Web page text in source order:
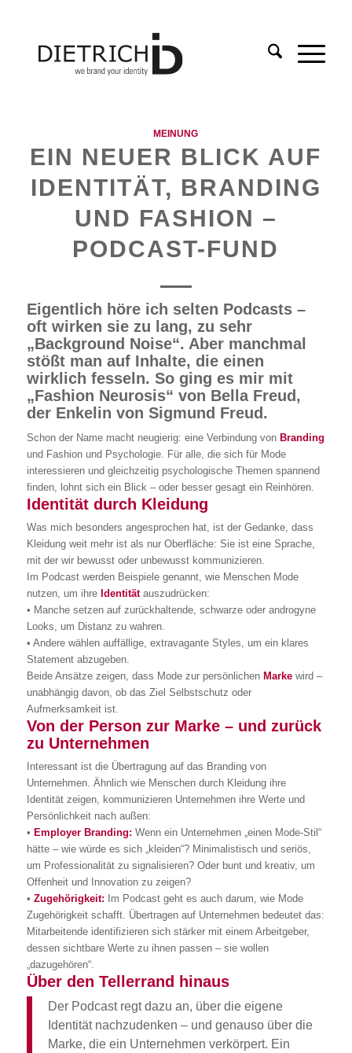
MEINUNG
EIN NEUER BLICK AUF
IDENTITÄT, BRANDING
UND FASHION –
PODCAST-FUND
Eigentlich höre ich selten Podcasts –
oft wirken sie zu lang, zu sehr
„Background Noise“. Aber manchmal
stößt man auf Inhalte, die einen
wirklich fesseln. So ging es mir mit
„Fashion Neurosis“ von Bella Freud,
der Enkelin von Sigmund Freud.
Schon der Name macht neugierig: eine Verbindung von Branding
und Fashion und Psychologie. Für alle, die sich für Mode
interessieren und gleichzeitig psychologische Themen spannend
finden, lohnt sich ein Blick – oder besser gesagt ein Reinhören.
Identität durch Kleidung
Was mich besonders angesprochen hat, ist der Gedanke, dass
Kleidung weit mehr ist als nur Oberfläche: Sie ist eine Sprache,
mit der wir bewusst oder unbewusst kommunizieren.
Im Podcast werden Beispiele genannt, wie Menschen Mode
nutzen, um ihre Identitätauszudrücken:
• Manche setzen auf zurückhaltende, schwarze oder androgyne
Looks, um Distanz zu wahren.
• Andere wählen auffällige, extravagante Styles, um ein klares
Statement abzugeben.
Beide Ansätze zeigen, dass Mode zur persönlichen Markewird –
unabhängig davon, ob das Ziel Selbstschutz oder
Aufmerksamkeit ist.
Von der Person zur Marke – und zurück
zu Unternehmen
Interessant ist die Übertragung auf das Branding von
Unternehmen. Ähnlich wie Menschen durch Kleidung ihre
Identität zeigen, kommunizieren Unternehmen ihre Werte und
Persönlichkeit nach außen:
• Employer Branding: Wenn ein Unternehmen „einen Mode-Stil“
hätte – wie würde es sich „kleiden“? Minimalistisch und seriös,
um Professionalität zu signalisieren? Oder bunt und kreativ, um
Offenheit und Innovation zu zeigen?
• Zugehörigkeit: Im Podcast geht es auch darum, wie Mode
Zugehörigkeit schafft. Übertragen auf Unternehmen bedeutet das:
Mitarbeitende identifizieren sich stärker mit einem Arbeitgeber,
dessen sichtbare Werte zu ihnen passen – sie wollen
„dazugehören“.
Über den Tellerrand hinaus
Der Podcast regt dazu an, über die eigene
Identität nachzudenken – und genauso über die
Marke, die ein Unternehmen verkörpert. Ein